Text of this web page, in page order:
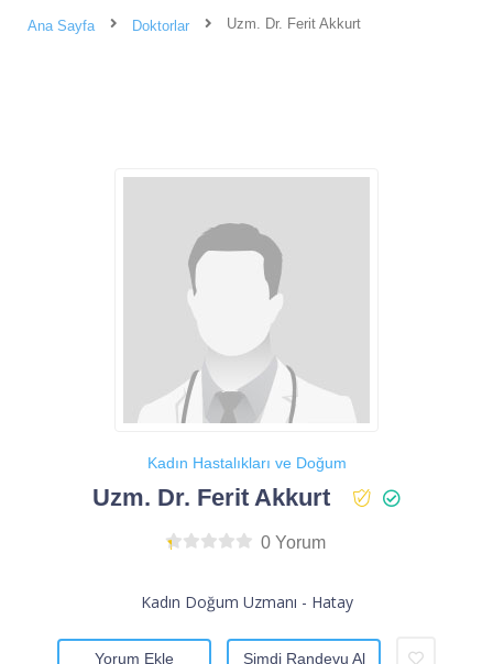
Ana Sayfa Doktorlar Uzm. Dr. Ferit Akkurt
Kadın Hastalıkları ve Doğum
Uzm. Dr. Ferit Akkurt
0 Yorum
Kadın Doğum Uzmanı - Hatay
Yorum Ekle Şimdi Randevu Al